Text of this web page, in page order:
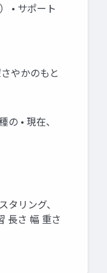
• サポート
やかのもと
• 現在、
リング、
長さ 幅 重さ